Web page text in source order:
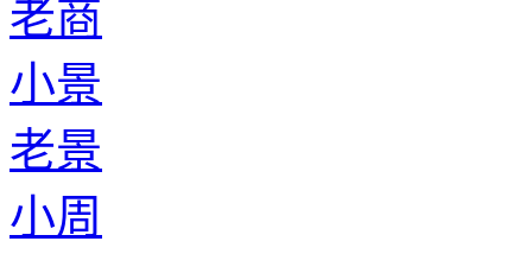
老商
小景
老景
小周